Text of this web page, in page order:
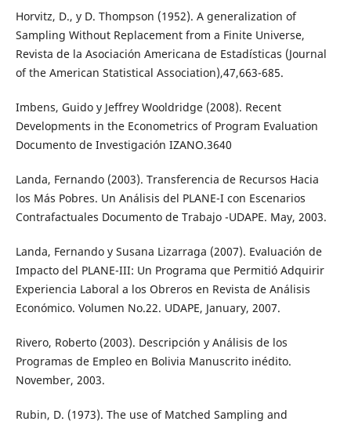
Horvitz, D., y D. Thompson (1952). A generalization of
Sampling Without Replacement from a Finite Universe,
Revista de la Asociación Americana de Estadísticas (Journal
of the American Statistical Association),47,663-685.
Imbens, Guido y Jeffrey Wooldridge (2008). Recent
Developments in the Econometrics of Program Evaluation
Documento de Investigación IZANO.3640
Landa, Fernando (2003). Transferencia de Recursos Hacia
los Más Pobres. Un Análisis del PLANE-I con Escenarios
Contrafactuales Documento de Trabajo -UDAPE. May, 2003.
Landa, Fernando y Susana Lizarraga (2007). Evaluación de
Impacto del PLANE-III: Un Programa que Permitió Adquirir
Experiencia Laboral a los Obreros en Revista de Análisis
Económico. Volumen No.22. UDAPE, January, 2007.
Rivero, Roberto (2003). Descripción y Análisis de los
Programas de Empleo en Bolivia Manuscrito inédito.
November, 2003.
Rubin, D. (1973). The use of Matched Sampling and